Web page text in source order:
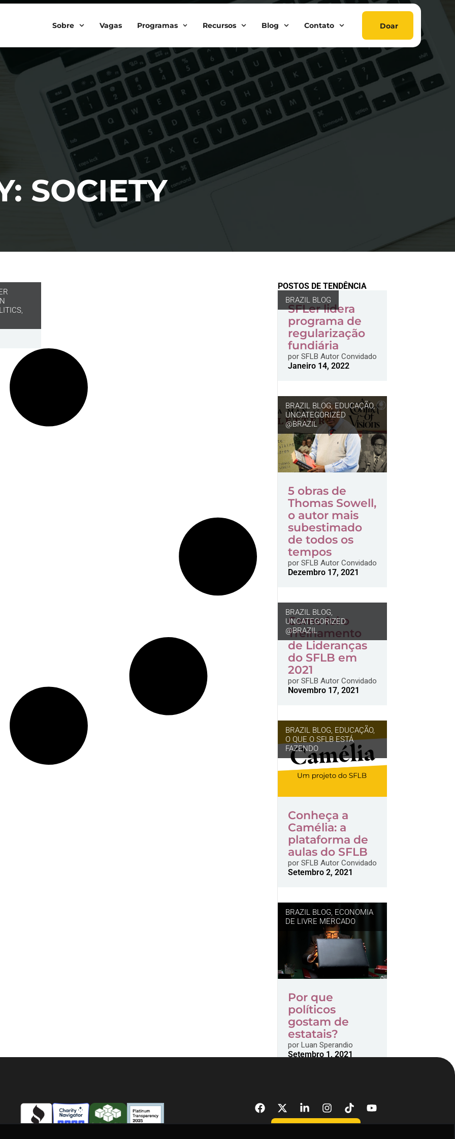
Sobre Vagas Programas Recursos Blog Contato Doar
SOCIETY
,
POSTOS DE TENDÊNCIA
BRAZIL BLOG
SFLer lidera
programa de
regularização
fundiária
porSFLB Autor Convidado
Janeiro 14, 2022
BRAZIL BLOG,EDUCAÇÃO,
UNCATEGORIZED
@BRAZIL
5 obras de
Thomas Sowell,
o autor mais
subestimado
de todos os
tempos
porSFLB Autor Convidado
Dezembro 17, 2021
BRAZIL BLOG,
UNCATEGORIZED
@BRAZIL
Como foi o
Treinamento
de Lideranças
do SFLB em
2021
porSFLB Autor Convidado
Novembro 17, 2021
BRAZIL BLOG, EDUCAÇÃO,
O QUE O SFLB ESTÁ
FAZENDO
Conheça a
Camélia: a
plataforma de
aulas do SFLB
porSFLB Autor Convidado
Setembro 2, 2021
BRAZIL BLOG, ECONOMIA
DE LIVRE MERCADO
Por que
políticos
gostam de
estatais?
porLuan Sperandio
Setembro 1, 2021